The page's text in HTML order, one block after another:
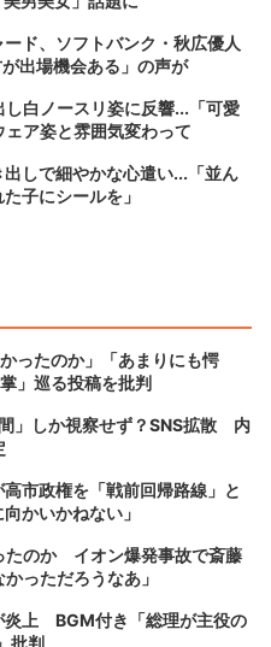
ド、ソフトバンク・秋広優人
出場機会ある」の声が
白ノースリ姿に反響...「可愛
ア姿と雰囲気変わって
しで細やかな心遣い...「並ん
子にシールを」
ったのか」「あまりにも愕
」巡る投稿を批判
」しか視察せず？SNS拡散 内
市政権を「戦前回帰路線」と
かいかねない」
たのか イオン爆発事故で斎藤
っただろうなあ」
炎上 BGM付き「総理が主役の